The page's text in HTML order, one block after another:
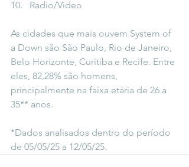
10.   Radio/Video
As cidades que mais ouvem System of
a Down são São Paulo, Rio de Janeiro,
Belo Horizonte, Curitiba e Recife. Entre
eles, 82,28% são homens,
principalmente na faixa etária de 26 a
35** anos.
*Dados analisados dentro do período
de 05/05/25 a 12/05/25.